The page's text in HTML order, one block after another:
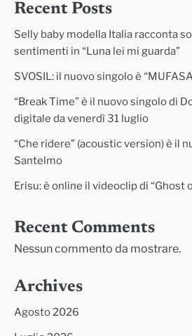
Recent Posts
Selly baby modella Italia racconta
sentimenti in “Luna lei mi guarda”
SVOSIL: il nuovo singolo è
“Break Time” è il nuovo singolo di
digitale da venerdì 31 luglio
“Che ridere” (acoustic version) è il
Santelmo
Erisu: è online il videoclip di “Ghost
Recent Comments
Nessun commento da mostrare.
Archives
Agosto 2026